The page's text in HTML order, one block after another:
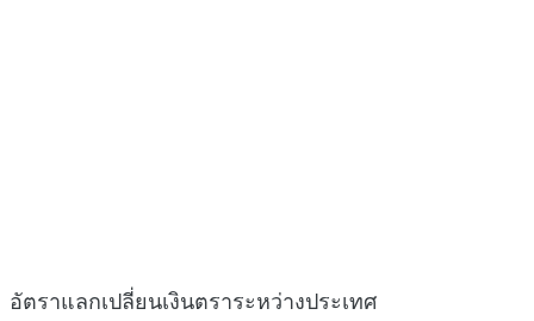
อัตราแลกเปลี่ยนเงินตราระหว่างประเทศ